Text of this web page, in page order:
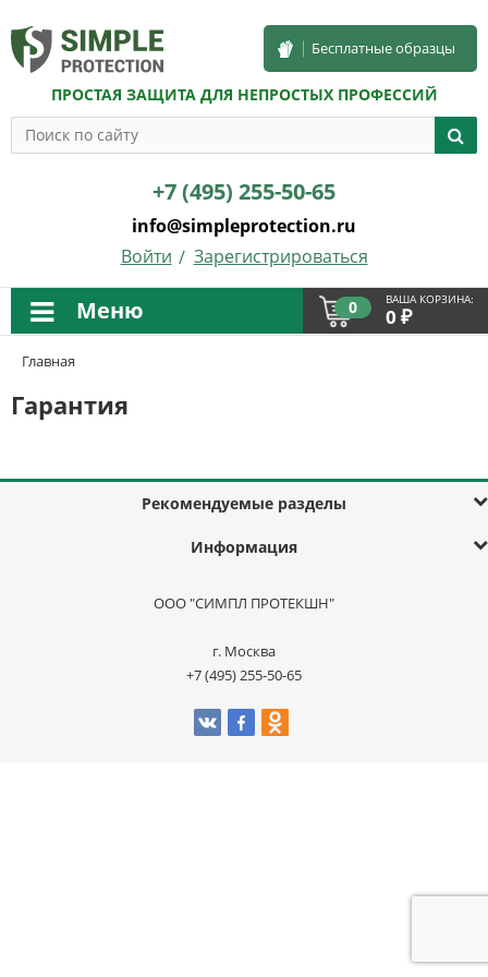
ПРОСТАЯ ЗАЩИТА ДЛЯ НЕПРОСТЫХ ПРОФЕССИЙ
Бесплатные образцы
+7 (495) 255-50-65
info@simpleprotection.ru
Войти
Зарегистрироваться
Меню 0 ВАША КОРЗИНА:
0 ₽
Главная
Гарантия
Рекомендуемые разделы
Информация
ООО "СИМПЛ ПРОТЕКШН"
г. Москва
+7 (495) 255-50-65